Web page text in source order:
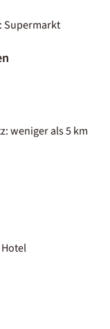
Supermarkt
weniger als 5 km